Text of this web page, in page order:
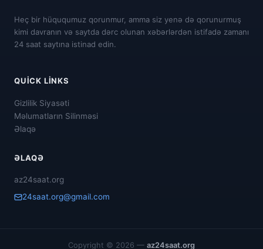
Heç bir hüququmuz qorunmur, amma siz yenə də qorunurmuş
kimi davranın və saytda dərc olunan xəbərlərdən istifadə zamanı
24 saat saytına istinad edin.
QUICK LINKS
Gizlilik Siyasəti
Məlumatların Silinməsi
Əlaqə
ƏLAQƏ
az24saat.org
24saat.org@gmail.com
Copyright © 2026 — az24saat.org